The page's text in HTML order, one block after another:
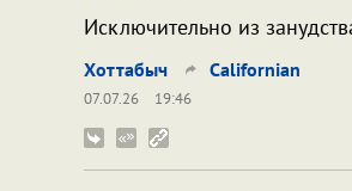
Исключительно из
Хоттабыч Californian
07.07.26
19:46